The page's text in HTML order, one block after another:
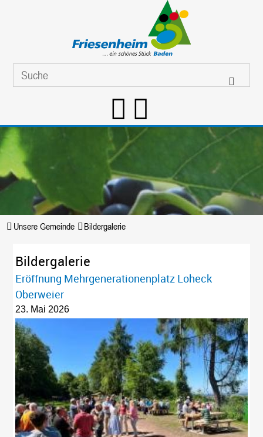
Unsere Gemeinde Bildergalerie
Bildergalerie
Eröffnung Mehrgenerationenplatz Loheck
Oberweier
23. Mai 2026